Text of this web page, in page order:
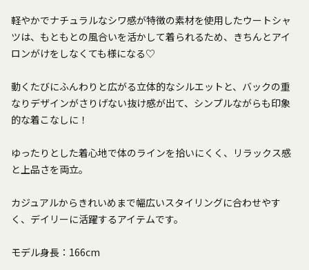
軽やかでナチュラルなシワ感が特徴の素材を使用したウートシャ
ツは、もともとの風合いを活かして着られるため、きちんとアイ
ロンがけをしなくても様になる♡
動くたびにふんわりと広がる立体的なシルエットと、バックの重
なりデザインがさりげない抜け感が出て、シンプルながらも印象
的な着こなしに！
ゆったりとした着心地で体のラインを拾いにくく、リラックス感
と上品さを両立。
カジュアルからきれいめまで幅広いスタイリングに合わせやす
く、デイリーに活躍するアイテムです。
モデル身長：166cm